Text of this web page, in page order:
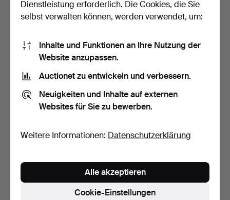
WANDLEUCHTE,
Metall/Glas.
7 Tage
Schätzwert
WANDLEUCHTE, Metall.
7 Tage
Schätzwert
Beendete Auktionen aus unserem
Archivsuchen.
Dienstleistung erforderlich. Die Cookies, die Sie
selbst verwalten können, werden verwendet, um:
Inhalte und Funktionen an Ihre Nutzung der
Website anzupassen.
Auctionet zu entwickeln und verbessern.
Neuigkeiten und Inhalte auf externen
Websites für Sie zu bewerben.
Weitere Informationen: Datenschutzerklärung
Cookie-Einstellungen
Alle akzeptieren